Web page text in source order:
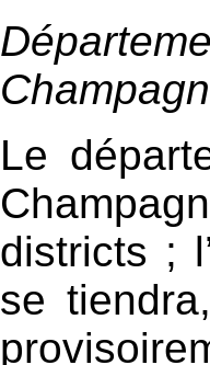
Le
districts ;
se